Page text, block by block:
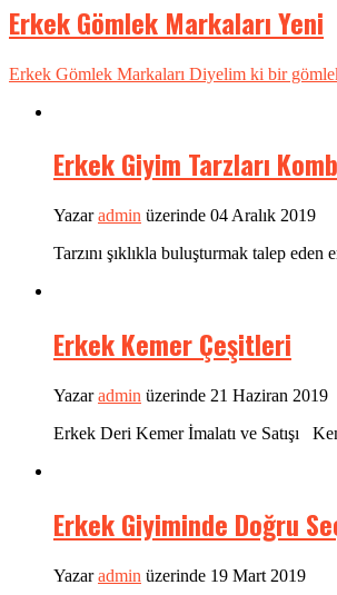
Erkek Gömlek Markaları Yeni
Erkek Gömlek Markaları Diyelim ki bir
Erkek Giyim Tarzları
Yazaradmin üzerinde 04 Aralık 2019
Tarzını şıklıkla buluşturmak talep
Erkek Kemer Çeşitleri
Yazaradmin üzerinde 21 Haziran 2019
Erkek Deri Kemer İmalatı ve Satışı
Erkek Giyiminde Doğru
Yazaradmin üzerinde 19 Mart 2019